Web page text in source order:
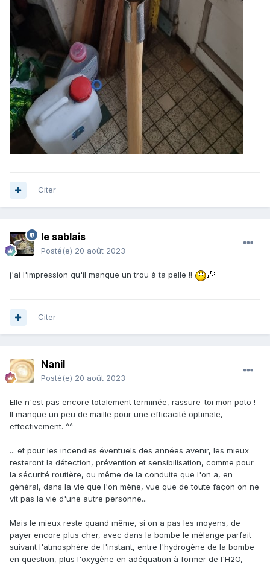
Citer
le sablais
Posté(e) 20 août 2023
j'ai l'impression qu'il manque un trou à ta pelle !!
Citer
Nanil
Posté(e) 20 août 2023
Elle n'est pas encore totalement terminée, rassure-toi mon poto !
Il manque un peu de maille pour une efficacité optimale,
effectivement. ^^
... et pour les incendies éventuels des années avenir, les mieux
resteront la détection, prévention et sensibilisation, comme pour
la sécurité routière, ou même de la conduite que l'on a, en
général, dans la vie que l'on mène, vue que de toute façon on ne
vit pas la vie d'une autre personne...
Mais le mieux reste quand même, si on a pas les moyens, de
payer encore plus cher, avec dans la bombe le mélange parfait
suivant l'atmosphère de l'instant, entre l'hydrogène de la bombe
en question, plus l'oxygène en adéquation à former de l'H2O,